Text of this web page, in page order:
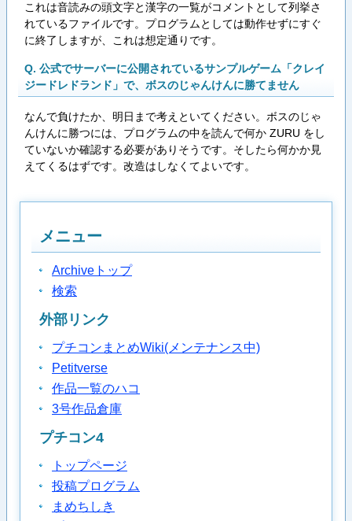
これは音読みの頭文字と漢字の一覧がコメントとして列挙さ
れているファイルです。プログラムとしては動作せずにすぐ
に終了しますが、これは想定通りです。
Q. 公式でサーバーに公開されているサンプルゲーム「クレイ
ジードレドランド」で、ボスのじゃんけんに勝てません
なんで負けたか、明日まで考えといてください。ボスのじゃ
んけんに勝つには、プログラムの中を読んで何か ZURU をし
ていないか確認する必要がありそうです。そしたら何かか見
えてくるはずです。改造はしなくてよいです。
メニュー
Archiveトップ
検索
外部リンク
プチコンまとめWiki(メンテナンス中)
Petitverse
作品一覧のハコ
3号作品倉庫
プチコン4
トップページ
投稿プログラム
まめちしき